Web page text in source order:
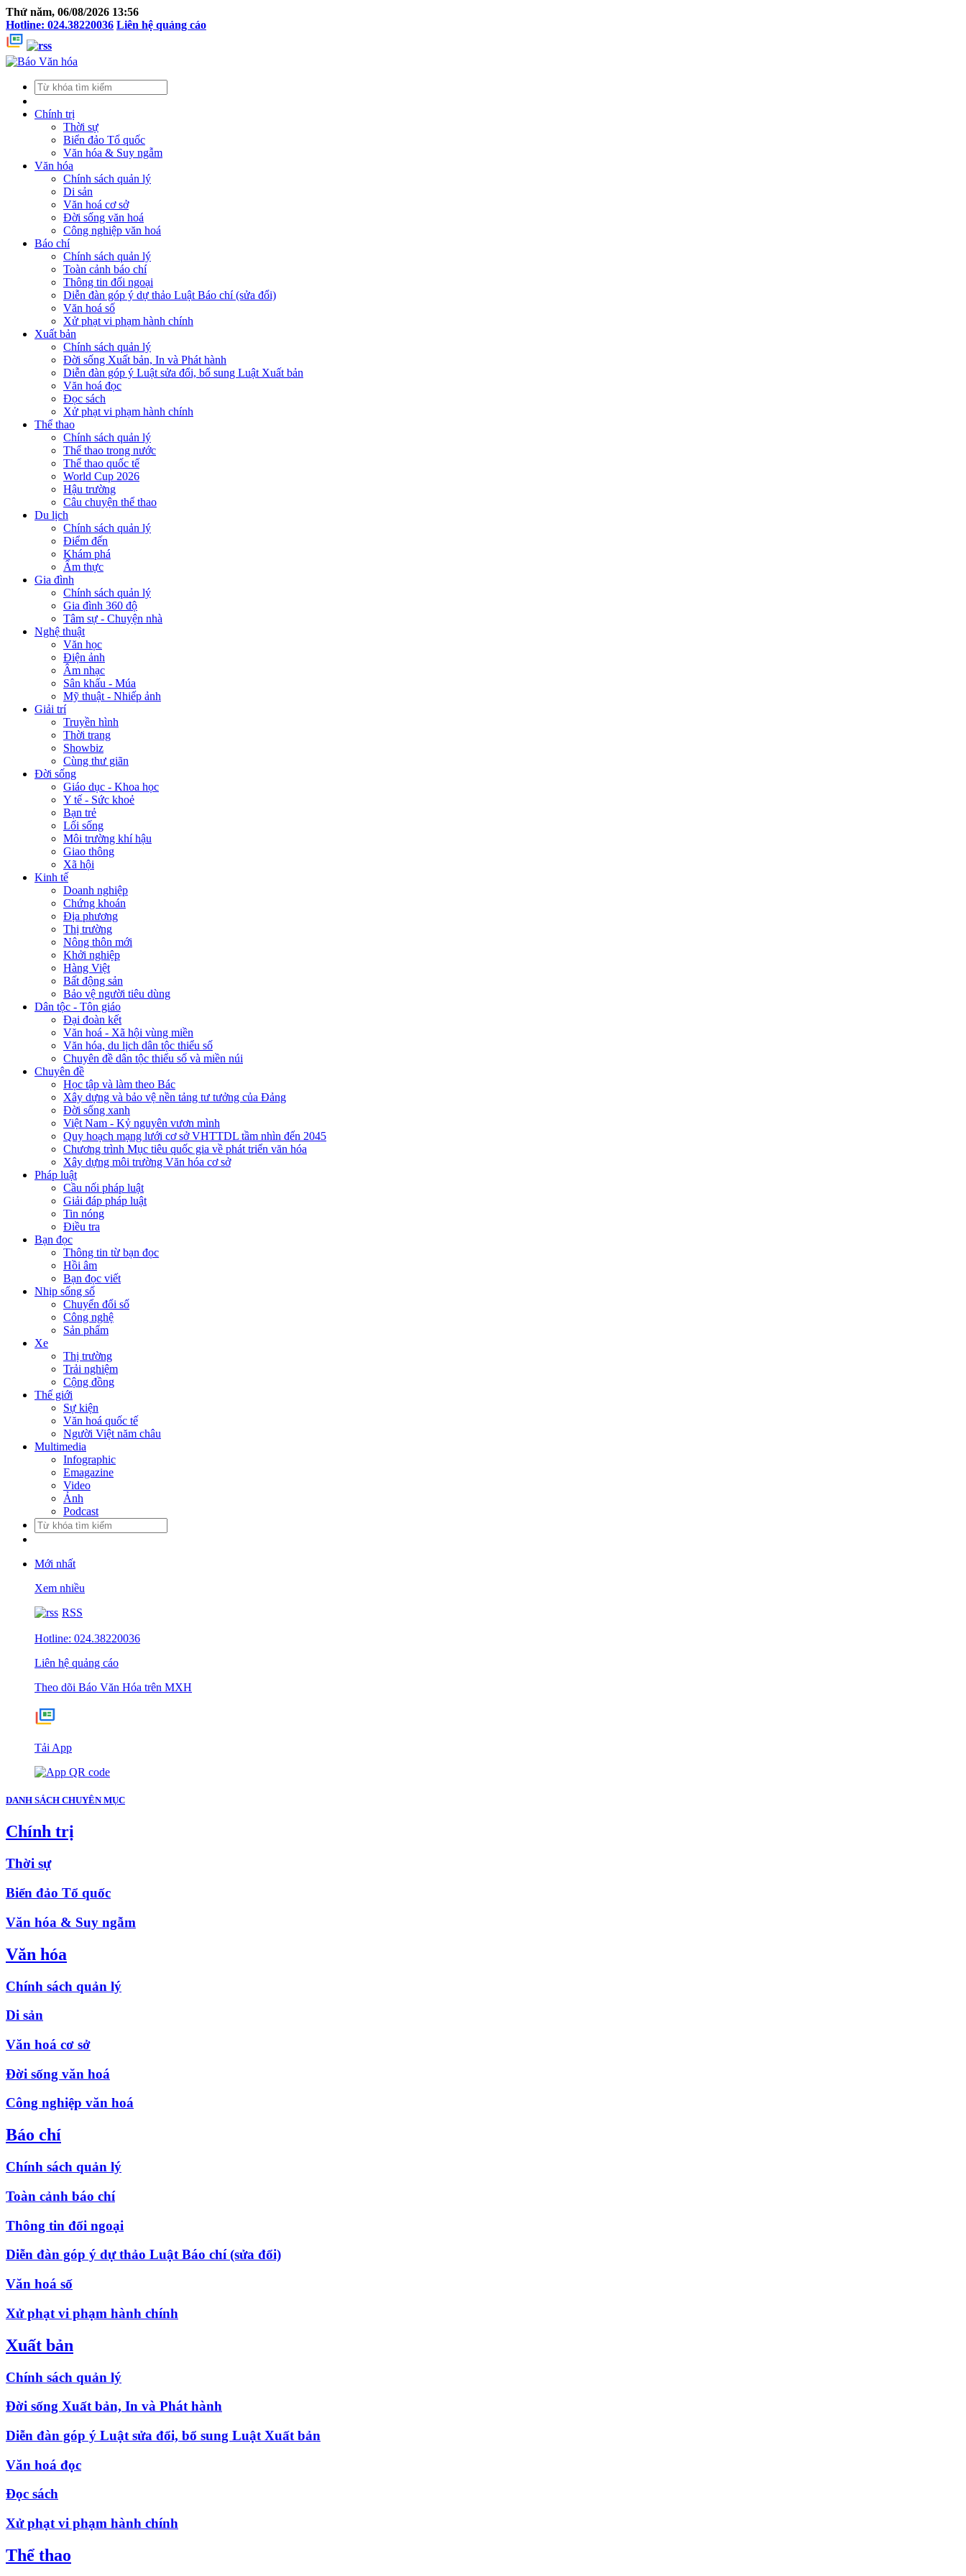
Thứ năm, 06/08/2026 13:56
Hotline: 024.38220036 Liên hệ quảng cáo
Chính trị
Thời sự
Biển đảo Tổ quốc
Văn hóa & Suy ngẫm
Văn hóa
Chính sách quản lý
Di sản
Văn hoá cơ sở
Đời sống văn hoá
Công nghiệp văn hoá
Báo chí
Chính sách quản lý
Toàn cảnh báo chí
Thông tin đối ngoại
Diễn đàn góp ý dự thảo Luật Báo chí (sửa đổi)
Văn hoá số
Xử phạt vi phạm hành chính
Xuất bản
Chính sách quản lý
Đời sống Xuất bản, In và Phát hành
Diễn đàn góp ý Luật sửa đổi, bổ sung Luật Xuất bản
Văn hoá đọc
Đọc sách
Xử phạt vi phạm hành chính
Thể thao
Chính sách quản lý
Thể thao trong nước
Thể thao quốc tế
World Cup 2026
Hậu trường
Câu chuyện thể thao
Du lịch
Chính sách quản lý
Điểm đến
Khám phá
Ẩm thực
Gia đình
Chính sách quản lý
Gia đình 360 độ
Tâm sự - Chuyện nhà
Nghệ thuật
Văn học
Điện ảnh
Âm nhạc
Sân khấu - Múa
Mỹ thuật - Nhiếp ảnh
Giải trí
Truyền hình
Thời trang
Showbiz
Cùng thư giãn
Đời sống
Giáo dục - Khoa học
Y tế - Sức khoẻ
Bạn trẻ
Lối sống
Môi trường khí hậu
Giao thông
Xã hội
Kinh tế
Doanh nghiệp
Chứng khoán
Địa phương
Thị trường
Nông thôn mới
Khởi nghiệp
Hàng Việt
Bất động sản
Bảo vệ người tiêu dùng
Dân tộc - Tôn giáo
Đại đoàn kết
Văn hoá - Xã hội vùng miền
Văn hóa, du lịch dân tộc thiểu số
Chuyên đề dân tộc thiểu số và miền núi
Chuyên đề
Học tập và làm theo Bác
Xây dựng và bảo vệ nền tảng tư tưởng của Đảng
Đời sống xanh
Việt Nam - Kỷ nguyên vươn mình
Quy hoạch mạng lưới cơ sở VHTTDL tầm nhìn đến 2045
Chương trình Mục tiêu quốc gia về phát triển văn hóa
Xây dựng môi trường Văn hóa cơ sở
Pháp luật
Cầu nối pháp luật
Giải đáp pháp luật
Tin nóng
Điều tra
Bạn đọc
Thông tin từ bạn đọc
Hồi âm
Bạn đọc viết
Nhịp sống số
Chuyển đổi số
Công nghệ
Sản phẩm
Xe
Thị trường
Trải nghiệm
Cộng đồng
Thế giới
Sự kiện
Văn hoá quốc tế
Người Việt năm châu
Multimedia
Infographic
Emagazine
Video
Ảnh
Podcast
Mới nhất
Xem nhiều
RSS
Hotline: 024.38220036
Liên hệ quảng cáo
Theo dõi Báo Văn Hóa trên MXH
Tải App
DANH SÁCH CHUYÊN MỤC
Chính trị
Thời sự
Biển đảo Tổ quốc
Văn hóa & Suy ngẫm
Văn hóa
Chính sách quản lý
Di sản
Văn hoá cơ sở
Đời sống văn hoá
Công nghiệp văn hoá
Báo chí
Chính sách quản lý
Toàn cảnh báo chí
Thông tin đối ngoại
Diễn đàn góp ý dự thảo Luật Báo chí (sửa đổi)
Văn hoá số
Xử phạt vi phạm hành chính
Xuất bản
Chính sách quản lý
Đời sống Xuất bản, In và Phát hành
Diễn đàn góp ý Luật sửa đổi, bổ sung Luật Xuất bản
Văn hoá đọc
Đọc sách
Xử phạt vi phạm hành chính
Thể thao